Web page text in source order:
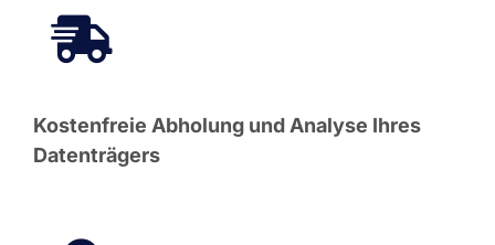
Kostenfreie Abholung und Analyse Ihres
Datenträgers